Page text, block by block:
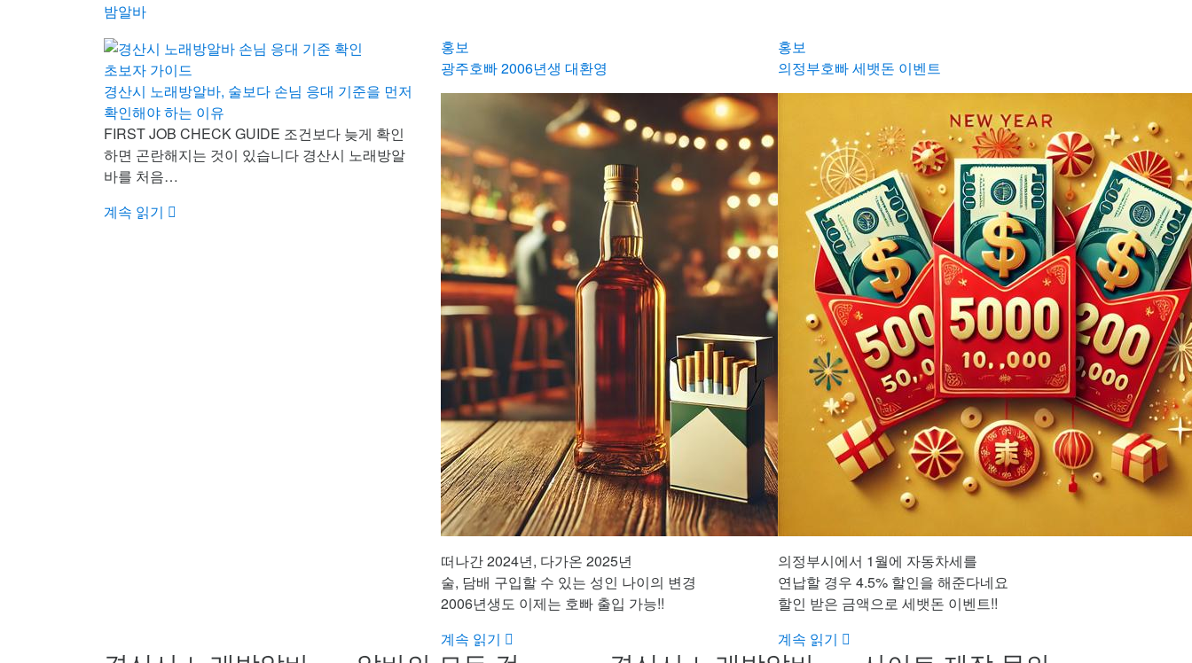
밤알바
초보자 가이드
경산시 노래방알바, 술보다 손님 응대 기준을 먼저
확인해야 하는 이유
FIRST JOB CHECK GUIDE 조건보다 늦게 확인
하면 곤란해지는 것이 있습니다 경산시 노래방알
바를 처음…
계속 읽기
홍보
광주호빠 2006년생 대환영
떠나간 2024년, 다가온 2025년
술, 담배 구입할 수 있는 성인 나이의 변경
2006년생도 이제는 호빠 출입 가능!!
계속 읽기
홍보
의정부호빠 세뱃돈 이벤트
의정부시에서 1월에 자동차세를
연납할 경우 4.5% 할인을 해준다네요
할인 받은 금액으로 세뱃돈 이벤트!!
계속 읽기